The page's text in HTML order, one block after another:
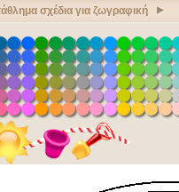
σχέδια για ζωγραφική